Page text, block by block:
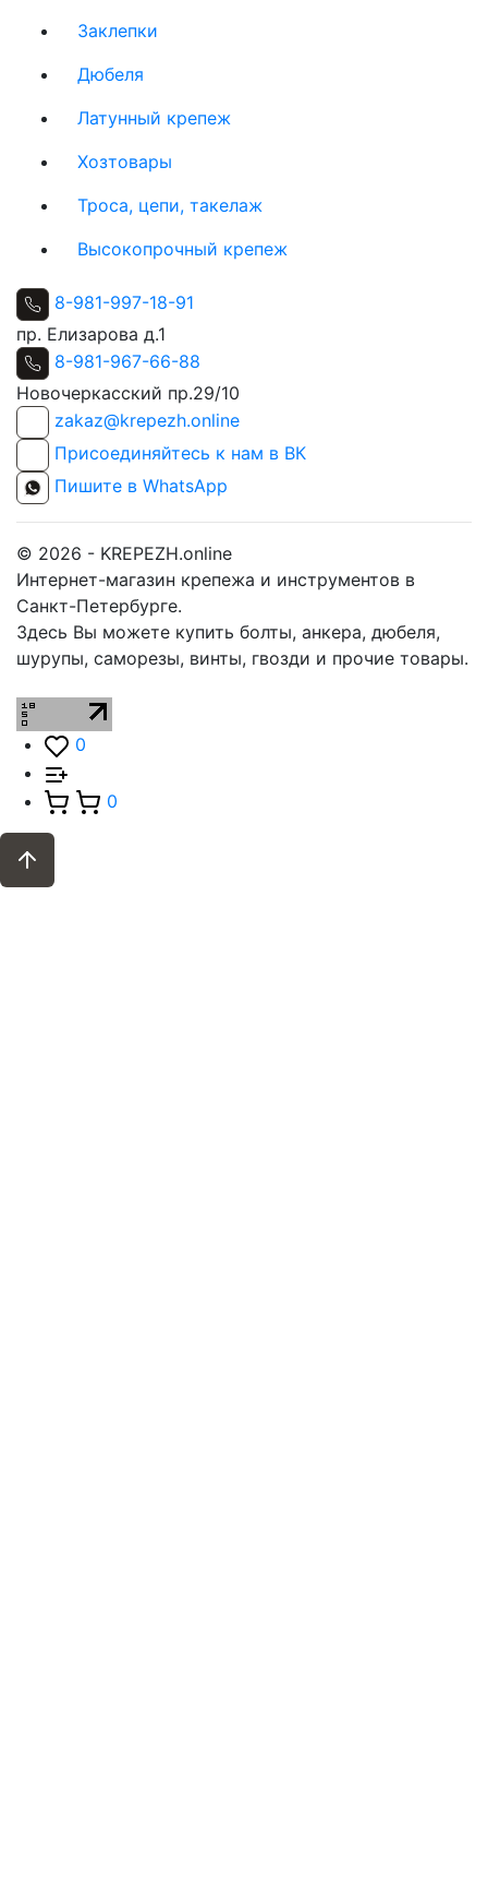
Заклепки
Дюбеля
Латунный крепеж
Хозтовары
Троса, цепи, такелаж
Высокопрочный крепеж
8-981-997-18-91
пр. Елизарова д.1
8-981-967-66-88
Новочеркасский пр.29/10
zakaz@krepezh.online
Присоединяйтесь к нам в ВК
Пишите в WhatsApp
© 2026 - KREPEZH.online
Интернет-магазин крепежа и инструментов в
Санкт-Петербурге.
Здесь Вы можете купить болты, анкера, дюбеля,
шурупы, саморезы, винты, гвозди и прочие товары.
0
0